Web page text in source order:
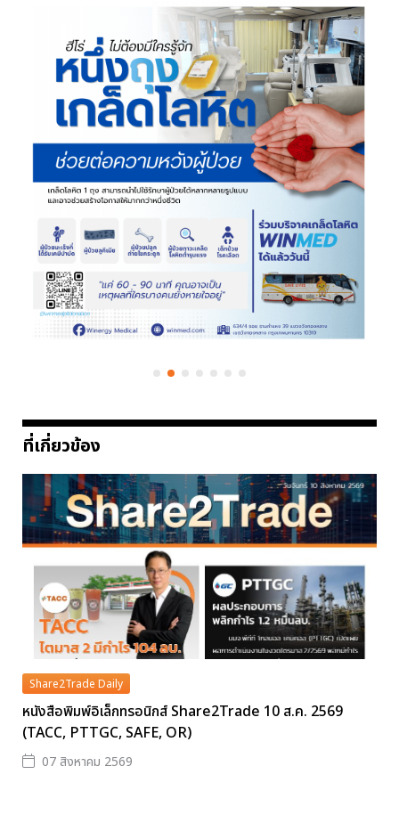
ที่เกี่ยวข้อง
Share2Trade Daily
หนังสือพิมพ์อิเล็กทรอนิกส์ Share2Trade 10 ส.ค. 2569
(TACC, PTTGC, SAFE, OR)
07 สิงหาคม 2569